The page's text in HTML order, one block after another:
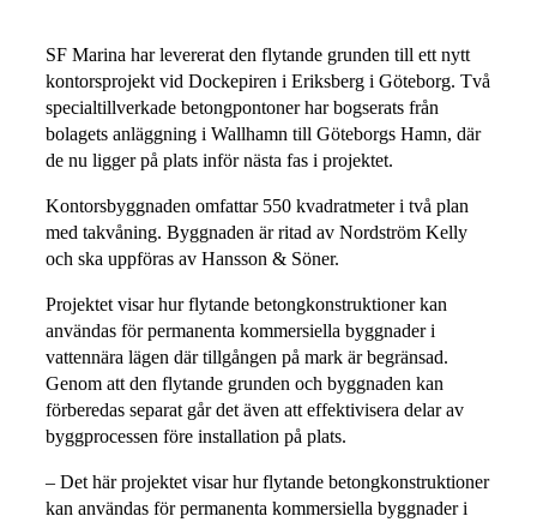
SF Marina har levererat den flytande grunden till ett nytt
kontorsprojekt vid Dockepiren i Eriksberg i Göteborg. Två
specialtillverkade betongpontoner har bogserats från
bolagets anläggning i Wallhamn till Göteborgs Hamn, där
de nu ligger på plats inför nästa fas i projektet.
Kontorsbyggnaden omfattar 550 kvadratmeter i två plan
med takvåning. Byggnaden är ritad av Nordström Kelly
och ska uppföras av Hansson & Söner.
Projektet visar hur flytande betongkonstruktioner kan
användas för permanenta kommersiella byggnader i
vattennära lägen där tillgången på mark är begränsad.
Genom att den flytande grunden och byggnaden kan
förberedas separat går det även att effektivisera delar av
byggprocessen före installation på plats.
– Det här projektet visar hur flytande betongkonstruktioner
kan användas för permanenta kommersiella byggnader i